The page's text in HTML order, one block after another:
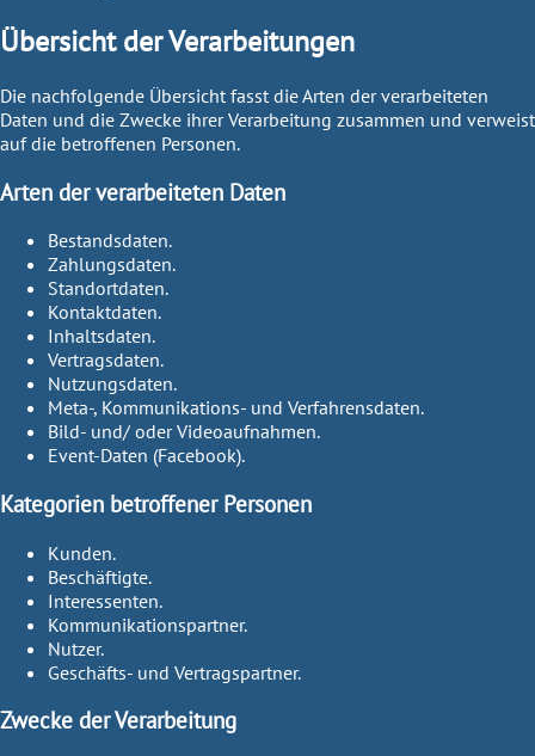
Übersicht der Verarbeitungen
Die nachfolgende Übersicht fasst die Arten der verarbeiteten
Daten und die Zwecke ihrer Verarbeitung zusammen und verweist
auf die betroffenen Personen.
Arten der verarbeiteten Daten
Bestandsdaten.
Zahlungsdaten.
Standortdaten.
Kontaktdaten.
Inhaltsdaten.
Vertragsdaten.
Nutzungsdaten.
Meta-, Kommunikations- und Verfahrensdaten.
Bild- und/ oder Videoaufnahmen.
Event-Daten (Facebook).
Kategorien betroffener Personen
Kunden.
Beschäftigte.
Interessenten.
Kommunikationspartner.
Nutzer.
Geschäfts- und Vertragspartner.
Zwecke der Verarbeitung